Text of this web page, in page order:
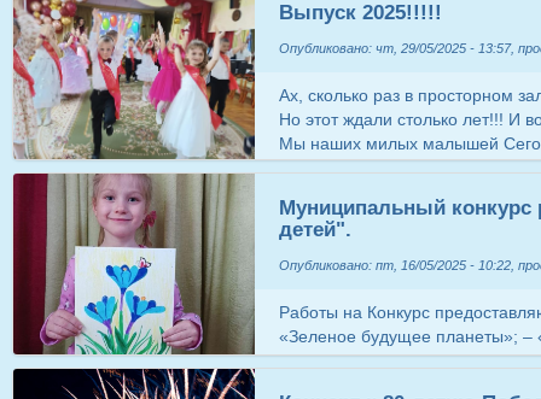
правах, льготах,
Российской Федерации
администраций
бизнес-компаний,
структур общества созданы
ростом. На информационно-
Рекомендации (https://
события, связанные с мерами
родителей, а также
возможностях для родителей,
Выпуск 2025!!!!!
Опубликовано: чт, 29/05/2025 - 13:57,
Ах, сколько раз в просторном
Но этот ждали столько лет!!! И
Мы наших милых малышей
счастья им желаем! Дорогу
что наши двери всегда открыты
Муниципальный конкурс
детей".
Опубликовано: пт, 16/05/2025 - 10:22,
Работы на Конкурс
«Зеленое будущее планеты»;
тропинке»; – «Мир воды».